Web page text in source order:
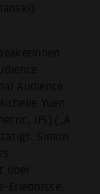
Audience
Yuen
US) („A
Simon
über
Erlebnisse.